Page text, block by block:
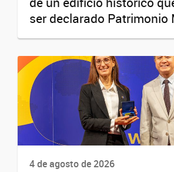
ser declarado Patrimonio
4 de agosto de 2026